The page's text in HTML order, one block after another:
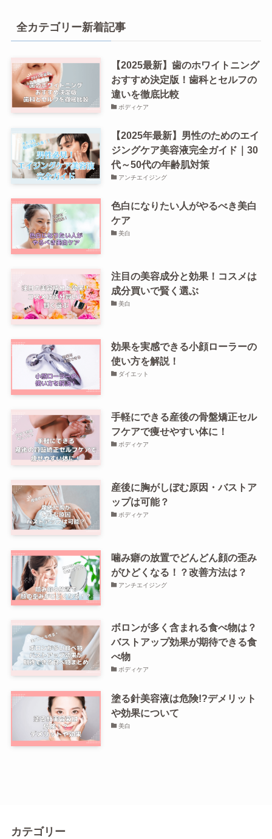
全カテゴリー新着記事
【2025最新】歯のホワイトニング
おすすめ決定版！歯科とセルフの
違いを徹底比較
ボディケア
【2025年最新】男性のためのエイ
ジングケア美容液完全ガイド｜30
代～50代の年齢肌対策
アンチエイジング
色白になりたい人がやるべき美白
ケア
美白
注目の美容成分と効果！コスメは
成分買いで賢く選ぶ
美白
効果を実感できる小顔ローラーの
使い方を解説！
ダイエット
手軽にできる産後の骨盤矯正セル
フケアで痩せやすい体に！
ボディケア
産後に胸がしぼむ原因・バストア
ップは可能？
ボディケア
噛み癖の放置でどんどん顔の歪み
がひどくなる！？改善方法は？
アンチエイジング
ボロンが多く含まれる食べ物は？
バストアップ効果が期待できる食
べ物
ボディケア
塗る針美容液は危険!?デメリット
や効果について
美白
カテゴリー